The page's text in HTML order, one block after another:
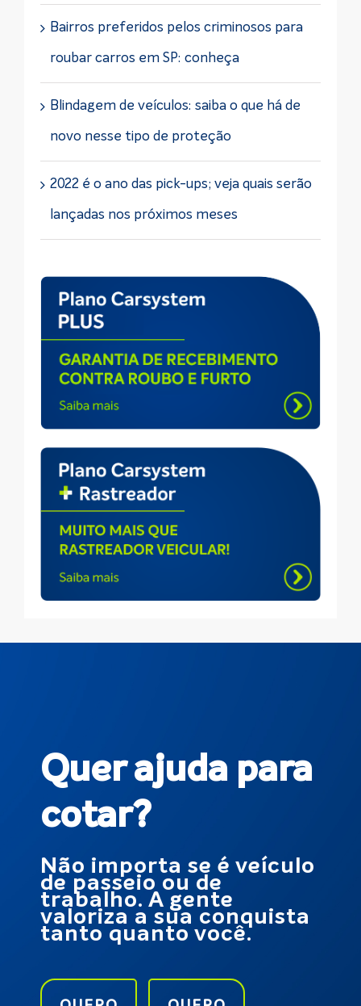
Bairros preferidos pelos criminosos para
roubar carros em SP: conheça
Blindagem de veículos: saiba o que há de
novo nesse tipo de proteção
2022 é o ano das pick-ups; veja quais serão
lançadas nos próximos meses
Quer ajuda para
cotar?
Não importa se é veículo
de passeio ou de
trabalho. A gente
valoriza a sua conquista
tanto quanto você.